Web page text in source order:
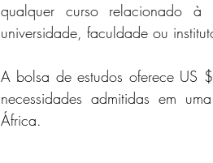
qualquer curso relacionado à
universidade, faculdade ou
A bolsa de estudos oferece US
necessidades admitidas em
África.